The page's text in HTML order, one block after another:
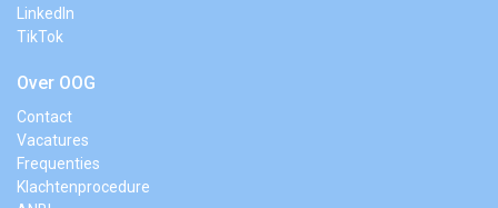
LinkedIn
TikTok
Over OOG
Contact
Vacatures
Frequenties
Klachtenprocedure